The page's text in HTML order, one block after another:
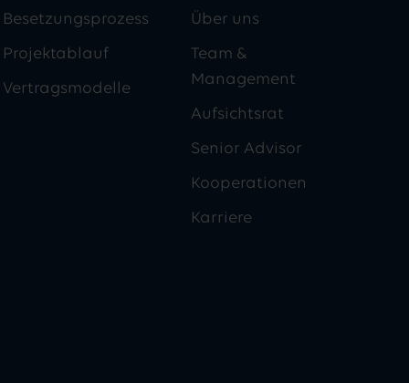
Besetzungsprozess
Projektablauf
Vertragsmodelle
Über uns
Team &
Management
Aufsichtsrat
Senior Advisor
Kooperationen
Karriere